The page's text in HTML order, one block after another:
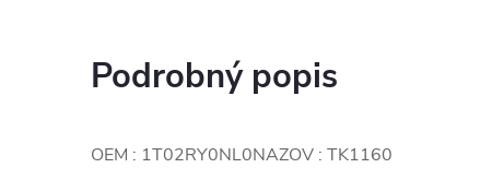
Podrobný popis
OEM : 1T02RY0NL0NAZOV : TK1160